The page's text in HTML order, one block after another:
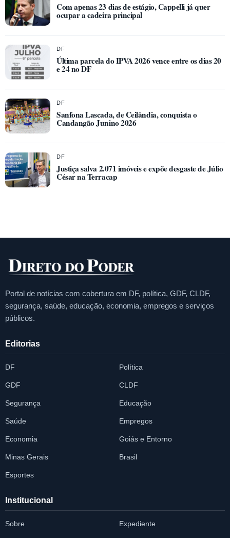
Com apenas 23 dias de estágio, Cappelli já quer
ocupar a cadeira principal
DF
Última parcela do IPVA 2026 vence entre os dias 20
e 24 no DF
DF
Sanfona Lascada, de Ceilândia, conquista o
Candangão Junino 2026
DF
Justiça salva 2.071 imóveis e expõe desgaste de Júlio
César na Terracap
Portal de notícias com cobertura em DF, política, GDF, CLDF,
segurança, saúde, educação, economia, empregos e serviços
públicos.
Editorias
DF Política
GDF CLDF
Segurança Educação
Saúde Empregos
Economia Goiás e Entorno
Minas Gerais Brasil
Esportes
Institucional
Sobre Expediente